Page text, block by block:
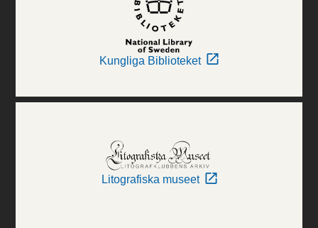
Kungliga Biblioteket
Litografiska museet